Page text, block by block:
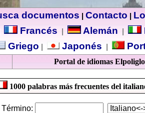
documentos Contacto
Francés Alemán
Griego Japonés
Portal de idiomas
1000 palabras más frecuentes del
Término: